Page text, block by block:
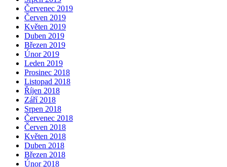
Červenec 2019
Červen 2019
Květen 2019
Duben 2019
Březen 2019
Únor 2019
Leden 2019
Prosinec 2018
Listopad 2018
Říjen 2018
Září 2018
Srpen 2018
Červenec 2018
Červen 2018
Květen 2018
Duben 2018
Březen 2018
Únor 2018